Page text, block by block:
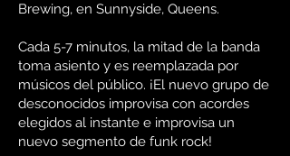
Brewing, en Sunnyside, Queens.
Cada 5-7 minutos, la mitad de la banda
toma asiento y es reemplazada por
músicos del público. ¡El nuevo grupo de
desconocidos improvisa con acordes
elegidos al instante e improvisa un
nuevo segmento de funk rock!